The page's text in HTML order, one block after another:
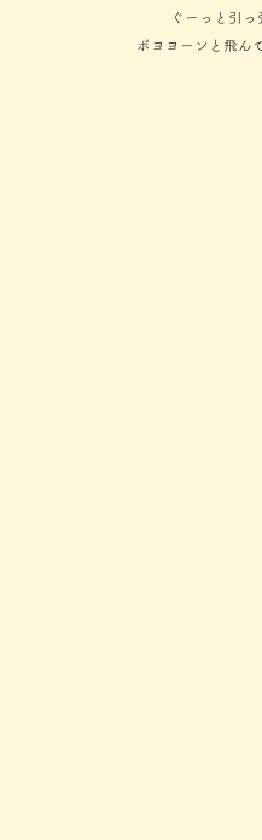
ぐーっと引っ
ポヨヨーンと飛ん